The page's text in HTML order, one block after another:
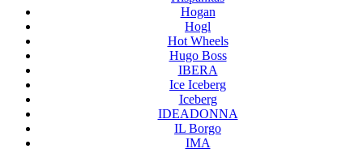
Hogan
Hogl
Hot Wheels
Hugo Boss
IBERA
Ice Iceberg
Iceberg
IDEADONNA
IL Borgo
IMA